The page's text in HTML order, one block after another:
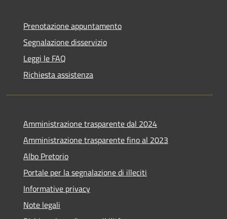
Prenotazione appuntamento
Segnalazione disservizio
Leggi le FAQ
Richiesta assistenza
Amministrazione trasparente dal 2024
Amministrazione trasparente fino al 2023
Albo Pretorio
Portale per la segnalazione di illeciti
Informative privacy
Note legali